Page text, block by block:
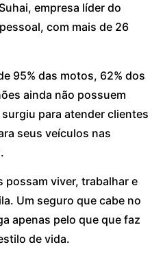
empresa líder do
com mais de 26
95% das motos, 62% dos
ainda não possuem
para atender clientes
seus veículos nas
possam viver, trabalhar e
Um seguro que cabe no
apenas pelo que que faz
de vida.